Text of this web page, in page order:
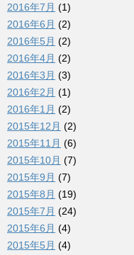
2016年7月 (1)
2016年6月 (2)
2016年5月 (2)
2016年4月 (2)
2016年3月 (3)
2016年2月 (1)
2016年1月 (2)
2015年12月 (2)
2015年11月 (6)
2015年10月 (7)
2015年9月 (7)
2015年8月 (19)
2015年7月 (24)
2015年6月 (4)
2015年5月 (4)